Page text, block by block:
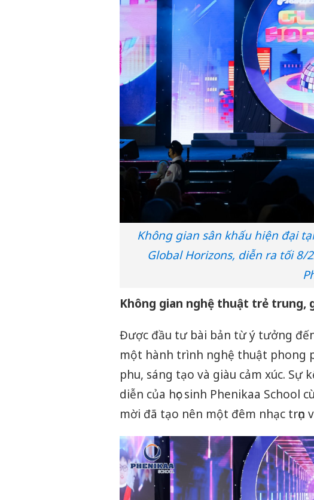
Không gian sân khấu hiện đại
Global Horizons, diễn ra tối
Không gian nghệ thuật trẻ trung,
Được đầu tư bài bản từ ý tưởng
một hành trình nghệ thuật phong
phu, sáng tạo và giàu cảm xúc.
diễn của học sinh Phenikaa School
mời đã tạo nên một đêm nhạc trọn